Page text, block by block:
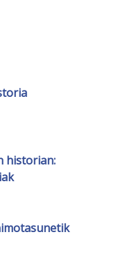
historian: